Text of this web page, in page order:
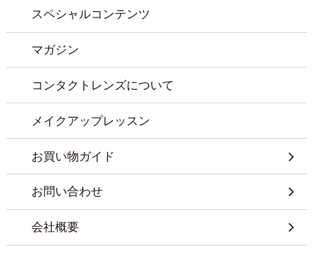
スペシャルコンテンツ
マガジン
コンタクトレンズについて
メイクアップレッスン
お買い物ガイド
お問い合わせ
会社概要